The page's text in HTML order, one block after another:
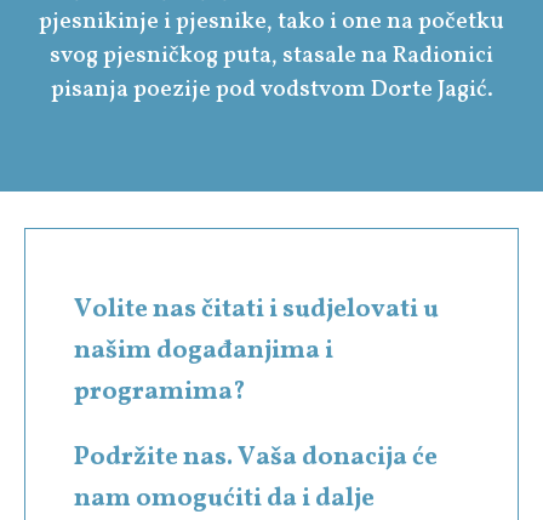
pjesnikinje i pjesnike, tako i one na početku
svog pjesničkog puta, stasale na Radionici
pisanja poezije pod vodstvom Dorte Jagić.
Volite nas čitati i sudjelovati u
našim događanjima i
programima?
Podržite nas. Vaša donacija će
nam omogućiti da i dalje